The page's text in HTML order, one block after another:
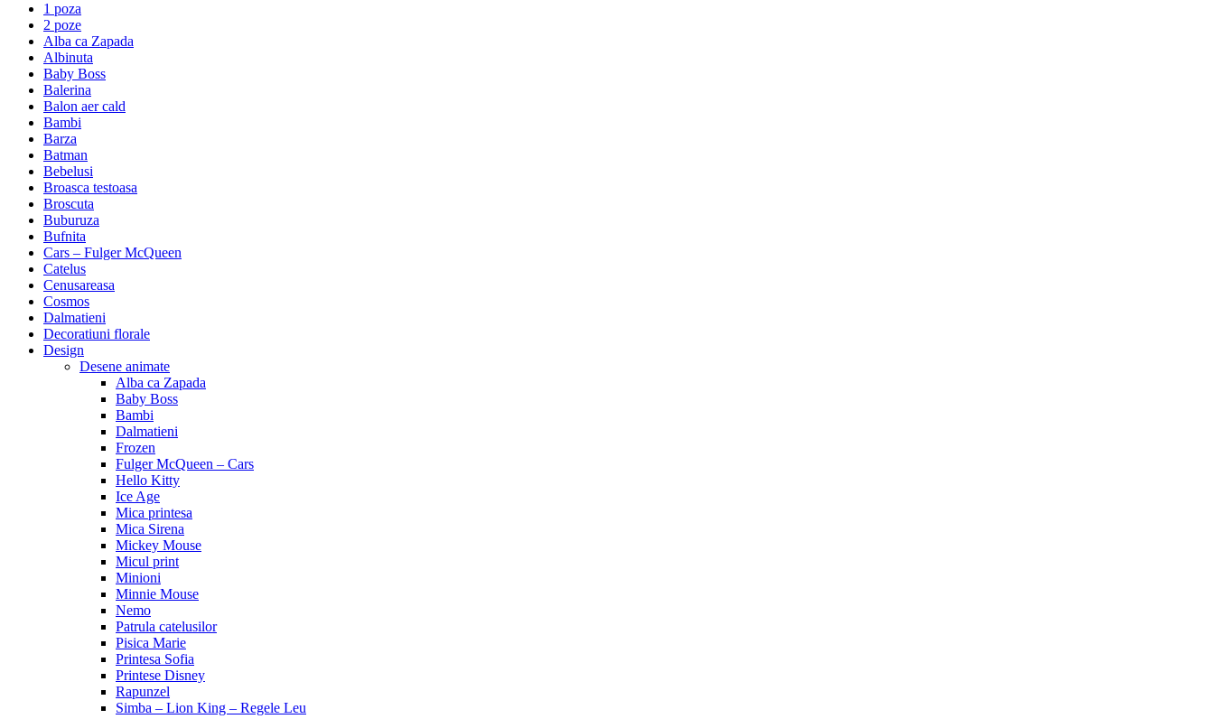
1 poza
2 poze
Alba ca Zapada
Albinuta
Baby Boss
Balerina
Balon aer cald
Bambi
Barza
Batman
Bebelusi
Broasca testoasa
Broscuta
Buburuza
Bufnita
Cars – Fulger McQueen
Catelus
Cenusareasa
Cosmos
Dalmatieni
Decoratiuni florale
Design
Desene animate
Alba ca Zapada
Baby Boss
Bambi
Dalmatieni
Frozen
Fulger McQueen – Cars
Hello Kitty
Ice Age
Mica printesa
Mica Sirena
Mickey Mouse
Micul print
Minioni
Minnie Mouse
Nemo
Patrula catelusilor
Pisica Marie
Printesa Sofia
Printese Disney
Rapunzel
Simba – Lion King – Regele Leu